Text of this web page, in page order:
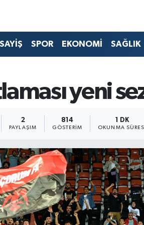
SPOR EKONOMİ SAĞLIK
yeni
2
PAYLAŞIM
814
GÖSTERIM
1 DK
OKUNMA SÜRESI